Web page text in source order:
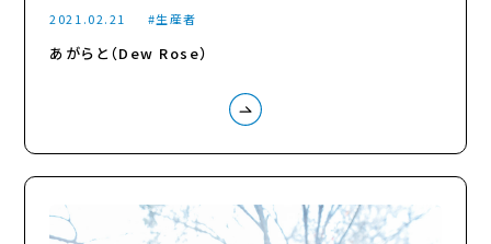
2021.02.21
あがらと（Dew Rose）
生産者